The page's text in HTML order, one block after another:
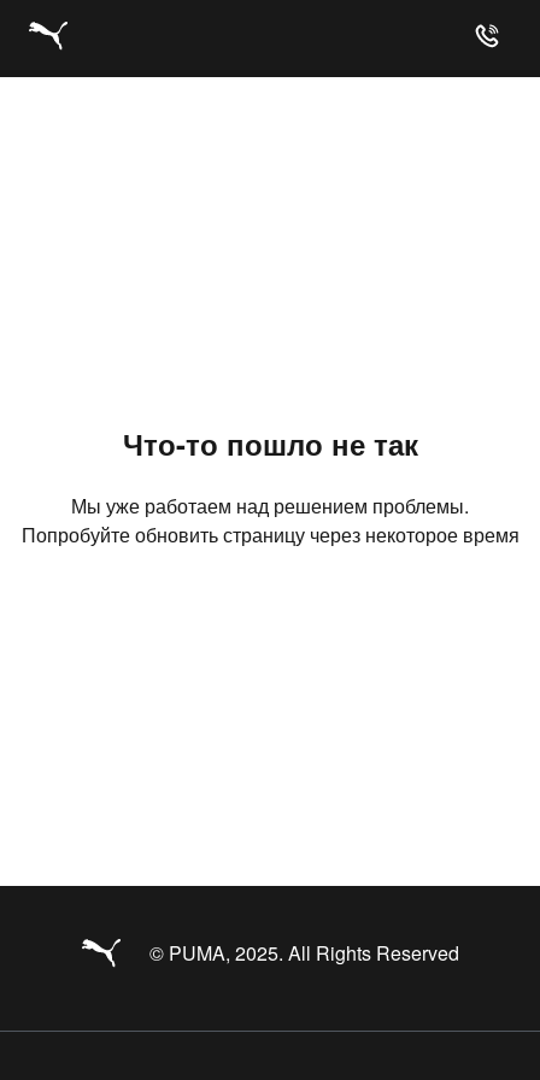
Что-то пошло не так
Мы уже работаем над решением проблемы.
Попробуйте обновить страницу через некоторое время
© PUMA, 2025. All Rights Reserved